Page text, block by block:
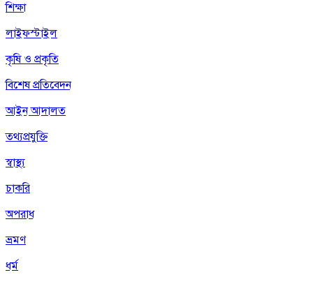
শিক্ষা
লাইফস্টাইল
কৃষি ও প্রকৃতি
বিশেষ প্রতিবেদন
আইন আদালত
তথ্যপ্রযুক্তি
স্বাস্থ্য
চাকরি
অপরাধ
ভ্রমণ
ধর্ম